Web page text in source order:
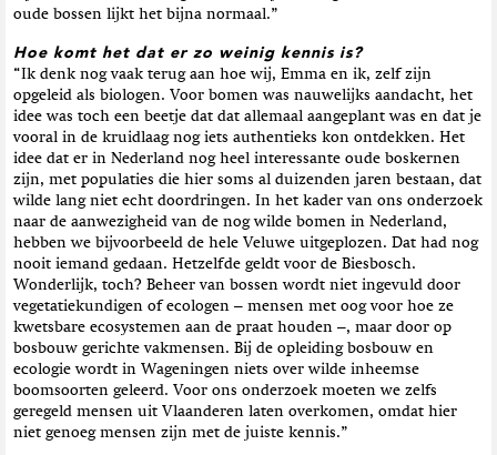
oude bossen lijkt het bijna normaal.”
Hoe komt het dat er zo weinig kennis is?
“Ik denk nog vaak terug aan hoe wij, Emma en ik, zelf zijn
opgeleid als biologen. Voor bomen was nauwelijks aandacht, het
idee was toch een beetje dat dat allemaal aangeplant was en dat je
vooral in de kruidlaag nog iets authentieks kon ontdekken. Het
idee dat er in Nederland nog heel interessante oude boskernen
zijn, met populaties die hier soms al duizenden jaren bestaan, dat
wilde lang niet echt doordringen. In het kader van ons onderzoek
naar de aanwezigheid van de nog wilde bomen in Nederland,
hebben we bijvoorbeeld de hele Veluwe uitgeplozen. Dat had nog
nooit iemand gedaan. Hetzelfde geldt voor de Biesbosch.
Wonderlijk, toch? Beheer van bossen wordt niet ingevuld door
vegetatiekundigen of ecologen – mensen met oog voor hoe ze
kwetsbare ecosystemen aan de praat houden –, maar door op
bosbouw gerichte vakmensen. Bij de opleiding bosbouw en
ecologie wordt in Wageningen niets over wilde inheemse
boomsoorten geleerd. Voor ons onderzoek moeten we zelfs
geregeld mensen uit Vlaanderen laten overkomen, omdat hier
niet genoeg mensen zijn met de juiste kennis.”